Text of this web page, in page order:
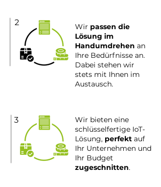
2 Wir passen die
Lösung im
Handumdrehen an
Ihre Bedürfnisse an.
Dabei stehen wir
stets mit Ihnen im
Austausch.
3
Wir bieten eine
schlüsselfertige IoT-
Lösung, perfekt auf
Ihr Unternehmen und
Ihr Budget
zugeschnitten.